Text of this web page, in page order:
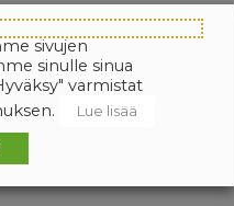
sivujen
sinulle sinua
varmistat
Lue lisää